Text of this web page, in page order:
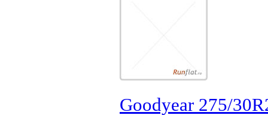
Goodyear 275/